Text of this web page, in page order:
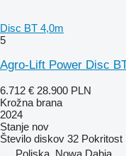
Disc BT 4,0m
5
Agro-Lift Power Disc
6.712 € 28.900 PLN
Krožna brana
2024
Stanje nov
Število diskov 32 Pokritost
Poljska, Nowa Dąbia